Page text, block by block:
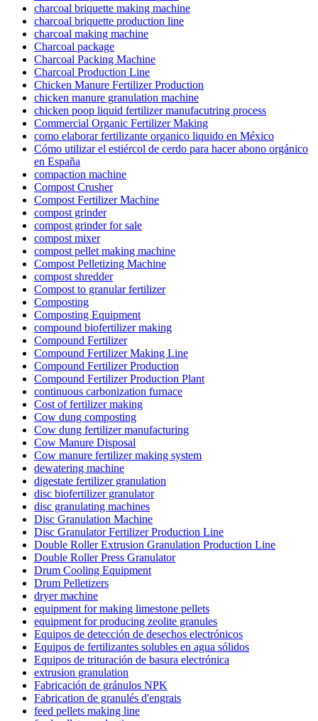
charcoal briquette making machine
charcoal briquette production line
charcoal making machine
Charcoal package
Charcoal Packing Machine
Charcoal Production Line
Chicken Manure Fertilizer Production
chicken manure granulation machine
chicken poop liquid fertilizer manufacutring process
Commercial Organic Fertilizer Making
como elaborar fertilizante organico liquido en México
Cómo utilizar el estiércol de cerdo para hacer abono orgánico
en España
compaction machine
Compost Crusher
Compost Fertilizer Machine
compost grinder
compost grinder for sale
compost mixer
compost pellet making machine
Compost Pelletizing Machine
compost shredder
Compost to granular fertilizer
Composting
Composting Equipment
compound biofertilizer making
Compound Fertilizer
Compound Fertilizer Making Line
Compound Fertilizer Production
Compound Fertilizer Production Plant
continuous carbonization furnace
Cost of fertilizer making
Cow dung composting
Cow dung fertilizer manufacturing
Cow Manure Disposal
Cow manure fertilizer making system
dewatering machine
digestate fertilizer granulation
disc biofertilizer granulator
disc granulating machines
Disc Granulation Machine
Disc Granulator Fertilizer Production Line
Double Roller Extrusion Granulation Production Line
Double Roller Press Granulator
Drum Cooling Equipment
Drum Pelletizers
dryer machine
equipment for making limestone pellets
equipment for producing zeolite granules
Equipos de detección de desechos electrónicos
Equipos de fertilizantes solubles en agua sólidos
Equipos de trituración de basura electrónica
extrusion granulation
Fabricación de gránulos NPK
Fabrication de granulés d'engrais
feed pellets making line